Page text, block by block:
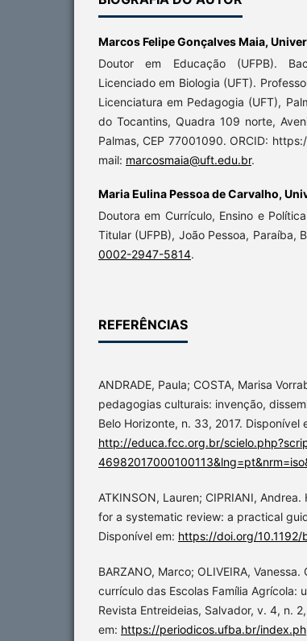
Marcos Felipe Gonçalves Maia,
Doutor em Educação (UFPB).
Licenciado em Biologia (UFT).
Licenciatura em Pedagogia (UFT),
do Tocantins, Quadra 109 norte,
Palmas, CEP 77001090. ORCID:
mail: marcosmaia@uft.edu.br.
Maria Eulina Pessoa de Carvalho,
Doutora em Currículo, Ensino e
Titular (UFPB), João Pessoa, Paraíba,
0002-2947-5814.
REFERÊNCIAS
ANDRADE, Paula; COSTA, Marisa
pedagogias culturais: invenção,
Belo Horizonte, n. 33, 2017. Disponível
http://educa.fcc.org.br/
ATKINSON, Lauren; CIPRIANI,
for a systematic review: a practical
Disponível em: https://doi.org/10.1192/
BARZANO, Marco; OLIVEIRA,
currículo das Escolas Família Agrícola:
Revista Entreideias, Salvador, v. 4, n.
em: https://periodicos.ufba.br/